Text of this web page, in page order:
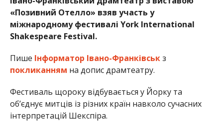
«Позивний Отелло» взяв участь у
міжнародному фестивалі York International
Shakespeare Festival.
Пише Інформатор Івано-Франківськз
покликанням на допис драмтеатру.
Фестиваль щороку відбувається у Йорку та
об’єднує митців із різних країн навколо сучасних
інтерпретацій Шекспіра.